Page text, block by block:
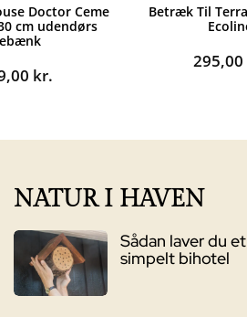
Doctor Ceme
cm udendørs
kr.
Betræk Til
295,00
NATUR I HAVEN
Sådan laver du et
simpelt bihotel